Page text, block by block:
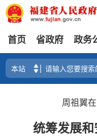
首页 省政府 政务
周祖翼
统筹发展